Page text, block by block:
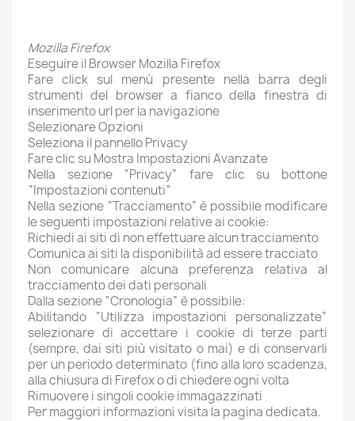
Mozilla Firefox
Eseguire il Browser Mozilla Firefox
Fare click sul menù presente nella barra degli
strumenti del browser a fianco della finestra di
inserimento url per la navigazione
Selezionare Opzioni
Seleziona il pannello Privacy
Fare clic su Mostra Impostazioni Avanzate
Nella sezione “Privacy” fare clic su bottone
“Impostazioni contenuti“
Nella sezione “Tracciamento” è possibile modificare
le seguenti impostazioni relative ai cookie:
Richiedi ai siti di non effettuare alcun tracciamento
Comunica ai siti la disponibilità ad essere tracciato
Non comunicare alcuna preferenza relativa al
tracciamento dei dati personali
Dalla sezione “Cronologia” è possibile:
Abilitando “Utilizza impostazioni personalizzate”
selezionare di accettare i cookie di terze parti
(sempre, dai siti più visitato o mai) e di conservarli
per un periodo determinato (fino alla loro scadenza,
alla chiusura di Firefox o di chiedere ogni volta
Rimuovere i singoli cookie immagazzinati
Per maggiori informazioni visita la pagina dedicata.